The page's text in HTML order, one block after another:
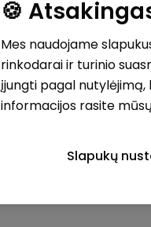
🍪
Mes naudojame
rinkodarai ir turinio
įjungti pagal nutylėjimą,
informacijos rasite mūsų
Slapukų